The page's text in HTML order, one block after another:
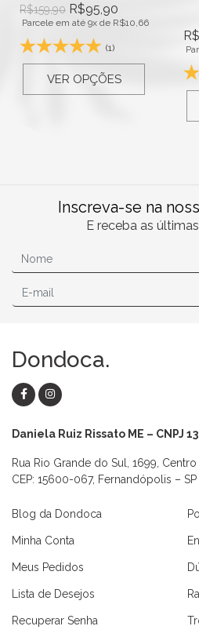
R$159,90 R$95,90
Parcele em até 9x de R$10,66
(1)
VER OPÇÕES
R$
Inscreva-se na
E receba as
Dondoca.
Daniela Ruiz Rissato ME – CNPJ
Rua Rio Grande do Sul, 1699,
CEP: 15600-067, Fernandópolis – SP
Blog da Dondoca
Minha Conta
Meus Pedidos
Lista de Desejos
Recuperar Senha